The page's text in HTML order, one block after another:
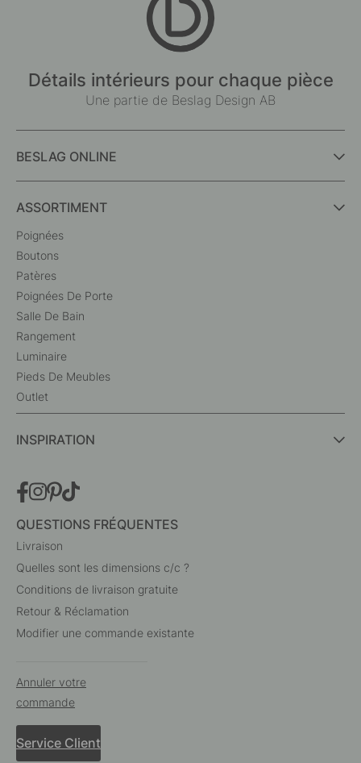
Détails intérieurs pour chaque pièce
Une partie de Beslag Design AB
BESLAG ONLINE
ASSORTIMENT
Poignées
Boutons
Patères
Poignées De Porte
Salle De Bain
Rangement
Luminaire
Pieds De Meubles
Outlet
INSPIRATION
QUESTIONS FRÉQUENTES
Livraison
Quelles sont les dimensions c/c ?
Conditions de livraison gratuite
Retour & Réclamation
Modifier une commande existante
Annuler votre
commande
Service Client